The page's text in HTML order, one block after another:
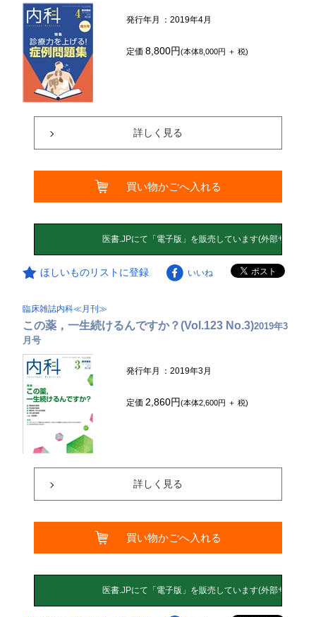
発行年月 ：2019年4月
定価8,800円(本体8,000円 ＋ 税)
詳しく見る
買い物かごへ入れる
ほしいものリストに登録 いいね
臨床雑誌内科≪月刊≫
この薬，一生続けるんですか？(Vol.123 No.3)2019年3
月号
発行年月 ：2019年3月
定価2,860円(本体2,600円 ＋ 税)
詳しく見る
買い物かごへ入れる